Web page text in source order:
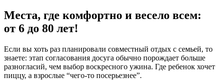
Места, где комфортно и весело всем:
от 6 до 80 лет!
Если вы хоть раз планировали совместный отдых с семьей, то
знаете: этап согласования досуга обычно порождает больше
разногласий, чем выбор воскресного ужина. Где ребенок хочет
пиццу, а взрослые “чего-то посерьезнее”.